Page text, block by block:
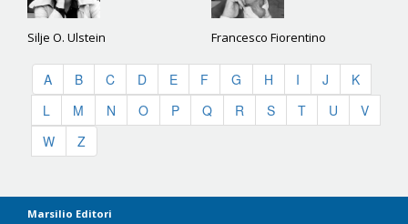
Silje O. Ulstein Francesco Fiorentino
A B C D E F G H I J
K
L
M N O P Q R S T U
V
W
Z
Marsilio Editori